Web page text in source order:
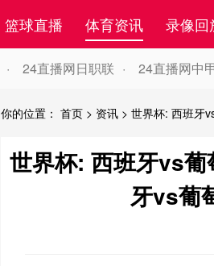
篮球直播 体育资讯 录像回
24直播网日职联 24直播网中甲
你的位置： 首页 > 资讯 > 世界杯: 西班牙
世界杯: 西班牙vs
牙vs葡